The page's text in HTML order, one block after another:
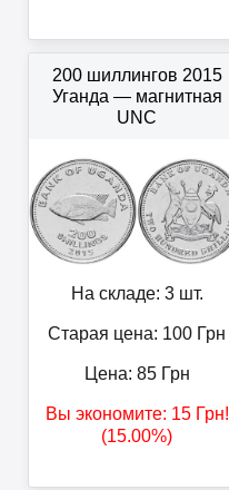
200 шиллингов 2015
Уганда — магнитная
UNC
На складе: 3 шт.
Старая цена: 100 Грн
Цена: 85Грн
Вы экономите: 15Грн!
(15.00%)